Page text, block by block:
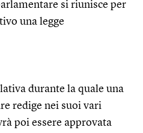
si riunisce per
una legge
durante la quale una
redige nei suoi vari
poi essere approvata